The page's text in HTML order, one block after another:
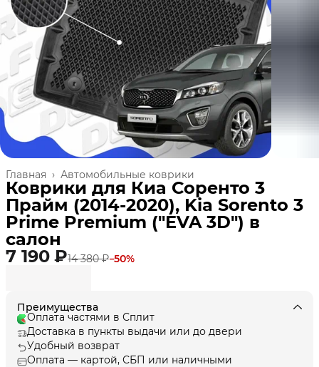
Автомобильные коврики
Главная ›
Коврики для Киа Соренто 3
Прайм (2014-2020), Kia Sorento 3
Prime Premium ("EVA 3D") в
cалон
7 190 ₽14 380 ₽−50%
Преимущества
Оплата частями в Сплит
Доставка в пункты выдачи или до двери
Удобный возврат
Оплата — картой, СБП или наличными